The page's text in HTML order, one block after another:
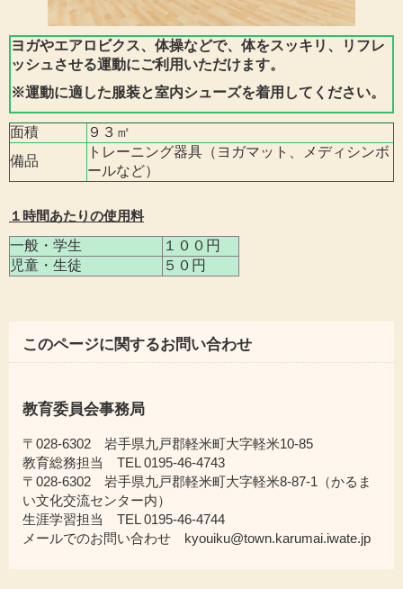
ヨガやエアロビクス、体操などで、体をスッキリ、リフレ
ッシュさせる運動にご利用いただけます。
※運動に適した服装と室内シューズを着用してください。
面積
９３㎡
備品
トレーニング器具（ヨガマット、メディシンボ
ールなど）
１時間あたりの使用料
一般・学生
１００円
児童・生徒
５０円
このページに関するお問い合わせ
教育委員会事務局
〒028-6302 岩手県九戸郡軽米町大字軽米10-85
教育総務担当 TEL 0195-46-4743
〒028-6302 岩手県九戸郡軽米町大字軽米8-87-1（かるま
い文化交流センター内）
生涯学習担当 TEL 0195-46-4744
メールでのお問い合わせ kyouiku@town.karumai.iwate.jp